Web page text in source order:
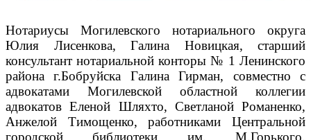
Нотариусы Могилевского нотариального округа
Юлия Лисенкова, Галина Новицкая, старший
консультант нотариальной конторы № 1 Ленинского
района г.Бобруйска Галина Гирман, совместно с
адвокатами Могилевской областной коллегии
адвокатов Еленой Шляхто, Светланой Романенко,
Анжелой Тимощенко, работниками Центральной
городской библиотеки им. М.Горького,